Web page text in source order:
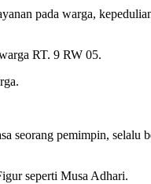
pada warga,
RT. 9 RW 05.
seorang pemimpin, selalu
seperti Musa Adhari.